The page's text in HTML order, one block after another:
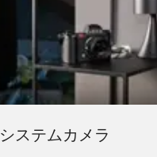
システムカメラ